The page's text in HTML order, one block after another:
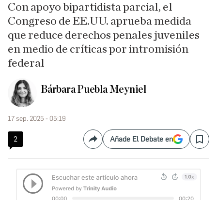
Con apoyo bipartidista parcial, el
Congreso de EE.UU. aprueba medida
que reduce derechos penales juveniles
en medio de críticas por intromisión
federal
Bárbara Puebla Meyniel
17 sep. 2025 - 05:19
2 CompartirAñade El Debate en Save